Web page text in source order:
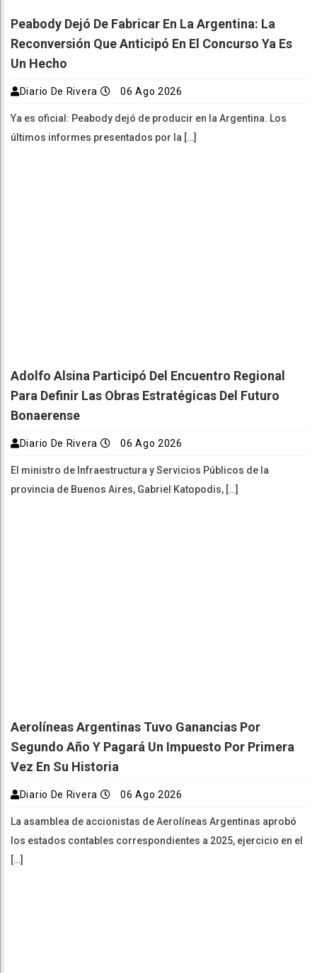
Peabody Dejó De Fabricar En La Argentina: La
Reconversión Que Anticipó En El Concurso Ya Es
Un Hecho
Diario De Rivera 06 Ago 2026
Ya es oficial: Peabody dejó de producir en la Argentina. Los
últimos informes presentados por la […]
Adolfo Alsina Participó Del Encuentro Regional
Para Definir Las Obras Estratégicas Del Futuro
Bonaerense
Diario De Rivera 06 Ago 2026
El ministro de Infraestructura y Servicios Públicos de la
provincia de Buenos Aires, Gabriel Katopodis, […]
Aerolíneas Argentinas Tuvo Ganancias Por
Segundo Año Y Pagará Un Impuesto Por Primera
Vez En Su Historia
Diario De Rivera 06 Ago 2026
La asamblea de accionistas de Aerolíneas Argentinas aprobó
los estados contables correspondientes a 2025, ejercicio en el
[…]